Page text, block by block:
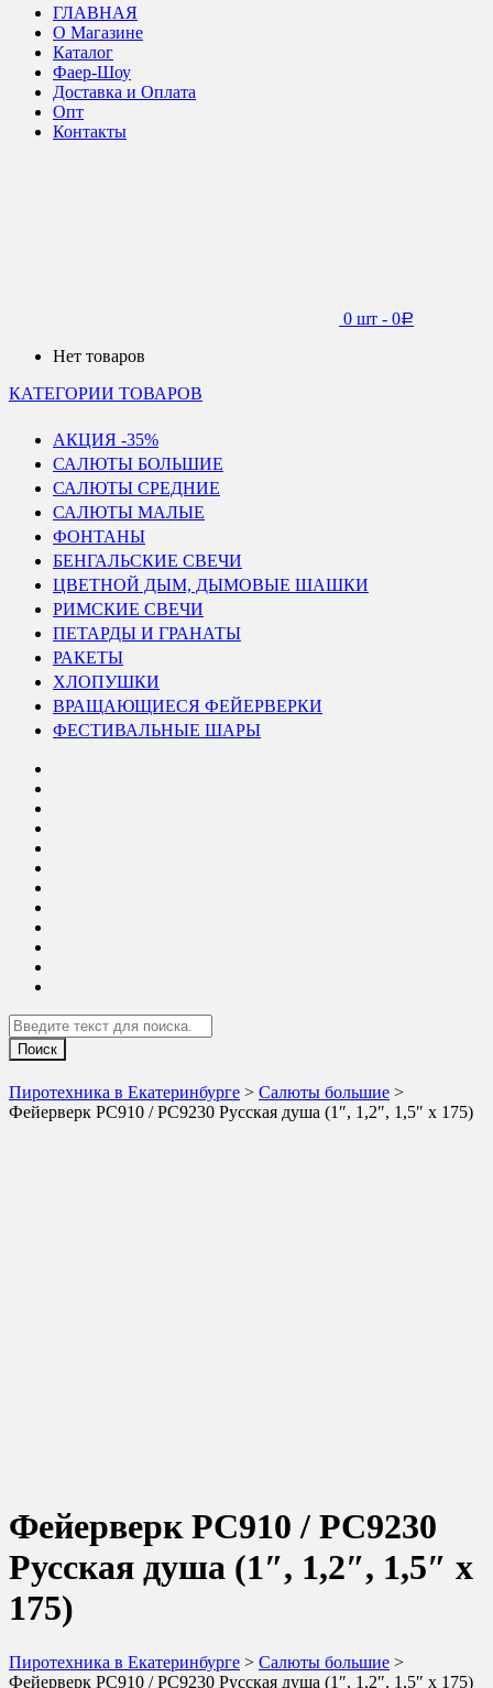
ГЛАВНАЯ
О Магазине
Каталог
Фаер-Шоу
Доставка и Оплата
Опт
Контакты
0 шт - 0Р
Нет товаров
КАТЕГОРИИ ТОВАРОВ
АКЦИЯ -35%
САЛЮТЫ БОЛЬШИЕ
САЛЮТЫ СРЕДНИЕ
САЛЮТЫ МАЛЫЕ
ФОНТАНЫ
БЕНГАЛЬСКИЕ СВЕЧИ
ЦВЕТНОЙ ДЫМ, ДЫМОВЫЕ ШАШКИ
РИМСКИЕ СВЕЧИ
ПЕТАРДЫ И ГРАНАТЫ
РАКЕТЫ
ХЛОПУШКИ
ВРАЩАЮЩИЕСЯ ФЕЙЕРВЕРКИ
ФЕСТИВАЛЬНЫЕ ШАРЫ
Search
Пиротехника в Екатеринбурге > Салюты большие >
Фейерверк РС910 / РС9230 Русская душа (1″, 1,2″, 1,5″ х 175)
Фейерверк РС910 / РС9230
Русская душа (1″, 1,2″, 1,5″ х
175)
Пиротехника в Екатеринбурге > Салюты большие >
Фейерверк РС910 / РС9230 Русская душа (1″, 1,2″, 1,5″ х 175)